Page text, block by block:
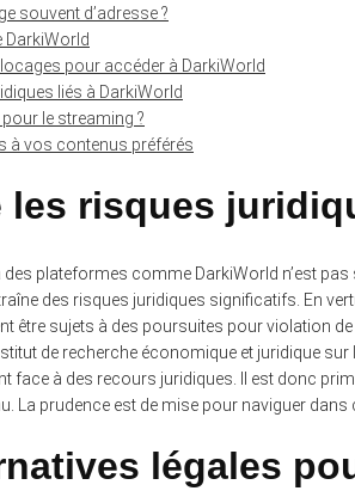
souvent d’adresse ?
DarkiWorld
pour accéder à DarkiWorld
liés à DarkiWorld
le streaming ?
à vos contenus préférés
les risques
plateformes comme DarkiWorld n’est
des risques juridiques significatifs. En
être sujets à des poursuites pour violation
de recherche économique et juridique
face à des recours juridiques. Il est donc
La prudence est de mise pour naviguer
légales